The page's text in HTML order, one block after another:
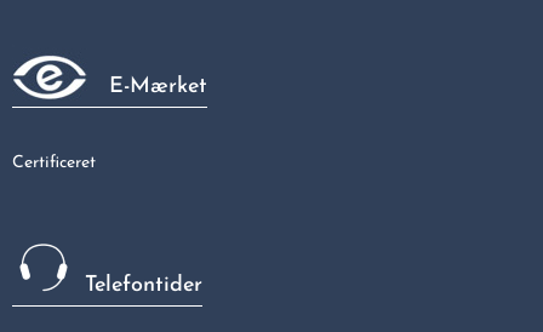
E-Mærket
Certificeret
Telefontider